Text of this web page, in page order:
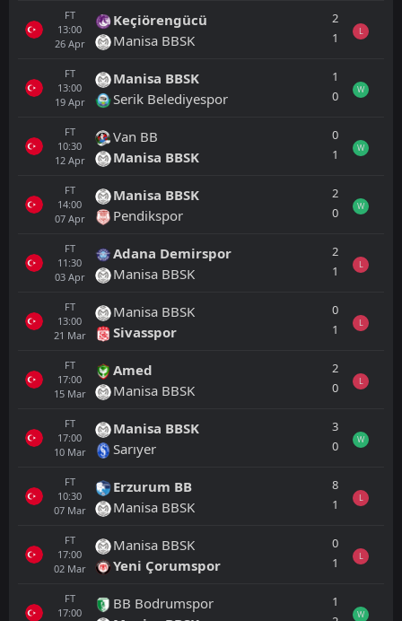
FT
13:00
26 Apr
Keçiörengücü
Manisa BBSK
2
1
L
FT
13:00
19 Apr
Manisa BBSK
Serik Belediyespor
1
0
W
FT
10:30
12 Apr
Van BB
Manisa BBSK
0
1
W
FT
14:00
07 Apr
Manisa BBSK
Pendikspor
2
0
W
FT
11:30
03 Apr
Adana Demirspor
Manisa BBSK
2
1
L
FT
13:00
21 Mar
Manisa BBSK
Sivasspor
0
1
L
FT
17:00
15 Mar
Amed
Manisa BBSK
2
0
L
FT
17:00
10 Mar
Manisa BBSK
Sarıyer
3
0
W
FT
10:30
07 Mar
Erzurum BB
Manisa BBSK
8
1
L
FT
17:00
02 Mar
Manisa BBSK
Yeni Çorumspor
0
1
L
FT
17:00
BB Bodrumspor
1
W